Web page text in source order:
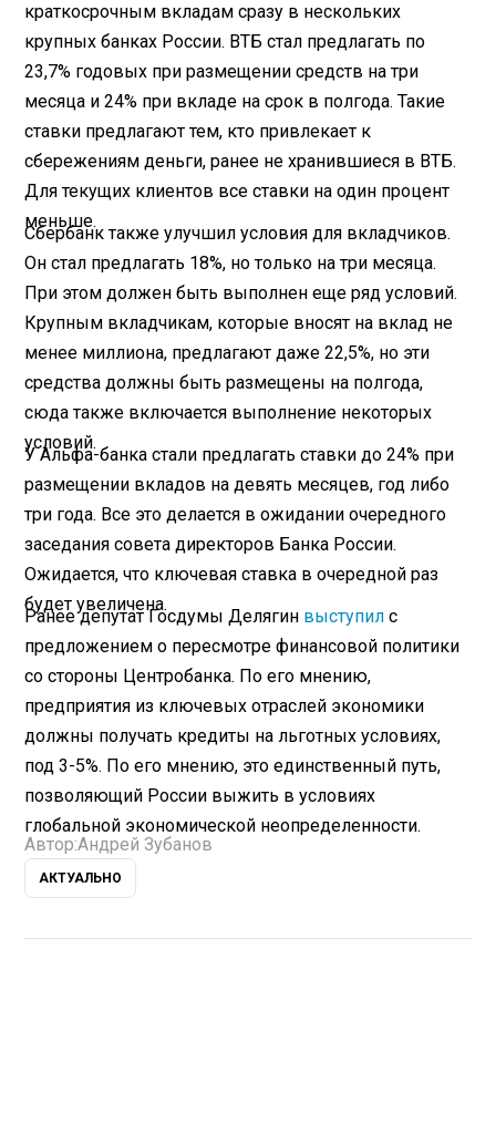
краткосрочным вкладам сразу в нескольких
крупных банках России. ВТБ стал предлагать по
23,7% годовых при размещении средств на три
месяца и 24% при вкладе на срок в полгода. Такие
ставки предлагают тем, кто привлекает к
сбережениям деньги, ранее не хранившиеся в ВТБ.
Для текущих клиентов все ставки на один процент
меньше.
Сбербанк также улучшил условия для вкладчиков.
Он стал предлагать 18%, но только на три месяца.
При этом должен быть выполнен еще ряд условий.
Крупным вкладчикам, которые вносят на вклад не
менее миллиона, предлагают даже 22,5%, но эти
средства должны быть размещены на полгода,
сюда также включается выполнение некоторых
условий.
У Альфа-банка стали предлагать ставки до 24% при
размещении вкладов на девять месяцев, год либо
три года. Все это делается в ожидании очередного
заседания совета директоров Банка России.
Ожидается, что ключевая ставка в очередной раз
будет увеличена.
Ранее депутат Госдумы Делягин выступил с
предложением о пересмотре финансовой политики
со стороны Центробанка. По его мнению,
предприятия из ключевых отраслей экономики
должны получать кредиты на льготных условиях,
под 3-5%. По его мнению, это единственный путь,
позволяющий России выжить в условиях
глобальной экономической неопределенности.
Автор:Андрей Зубанов
АКТУАЛЬНО